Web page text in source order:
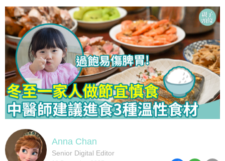
Anna Chan
Senior Digital Editor